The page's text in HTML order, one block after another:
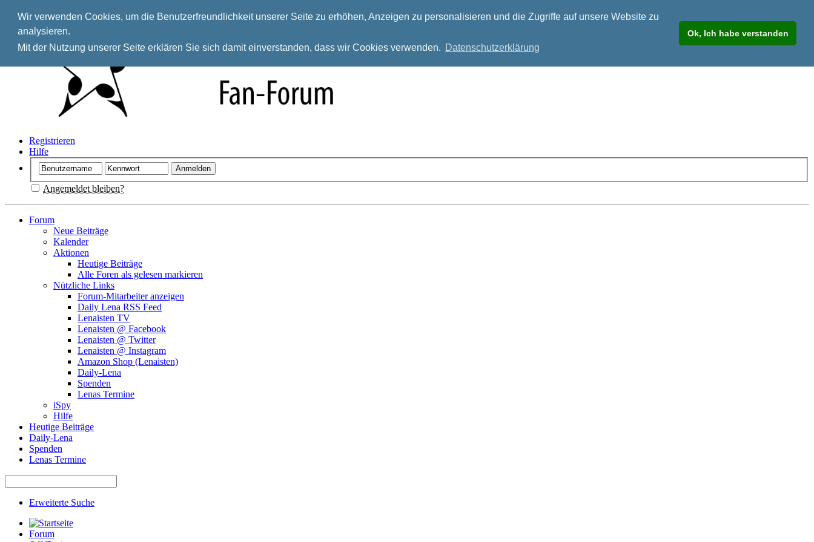
Wir verwenden Cookies, um die Benutzerfreundlichkeit unserer Seite zu erhöhen, Anzeigen zu personalisieren und die Zugriffe auf unsere Website zu
analysieren.
Mit der Nutzung unserer Seite erklären Sie sich damit einverstanden, dass wir Cookies verwenden. Datenschutzerklärung
Ok, Ich habe verstanden
Registrieren
Hilfe
Angemeldet bleiben?
Forum
Neue Beiträge
Kalender
Aktionen
Heutige Beiträge
Alle Foren als gelesen markieren
Nützliche Links
Forum-Mitarbeiter anzeigen
Daily Lena RSS Feed
Lenaisten TV
Lenaisten @ Facebook
Lenaisten @ Twitter
Lenaisten @ Instagram
Amazon Shop (Lenaisten)
Daily-Lena
Spenden
Lenas Termine
iSpy
Hilfe
Heutige Beiträge
Daily-Lena
Spenden
Lenas Termine
Erweiterte Suche
Forum